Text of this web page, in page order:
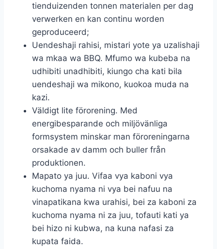
tienduizenden tonnen materialen per dag
verwerken en kan continu worden
geproduceerd;
Uendeshaji rahisi, mistari yote ya uzalishaji
wa mkaa wa BBQ. Mfumo wa kubeba na
udhibiti unadhibiti, kiungo cha kati bila
uendeshaji wa mikono, kuokoa muda na
kazi.
Väldigt lite förorening. Med
energibesparande och miljövänliga
formsystem minskar man föroreningarna
orsakade av damm och buller från
produktionen.
Mapato ya juu. Vifaa vya kaboni vya
kuchoma nyama ni vya bei nafuu na
vinapatikana kwa urahisi, bei za kaboni za
kuchoma nyama ni za juu, tofauti kati ya
bei hizo ni kubwa, na kuna nafasi za
kupata faida.